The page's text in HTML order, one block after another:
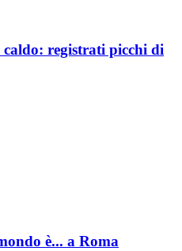
registrati picchi di
è... a Roma